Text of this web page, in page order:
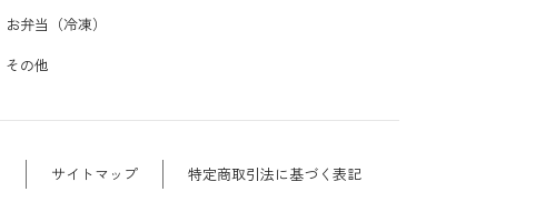
お弁当（冷凍）
その他
サイトマップ 特定商取引法に基づく表記